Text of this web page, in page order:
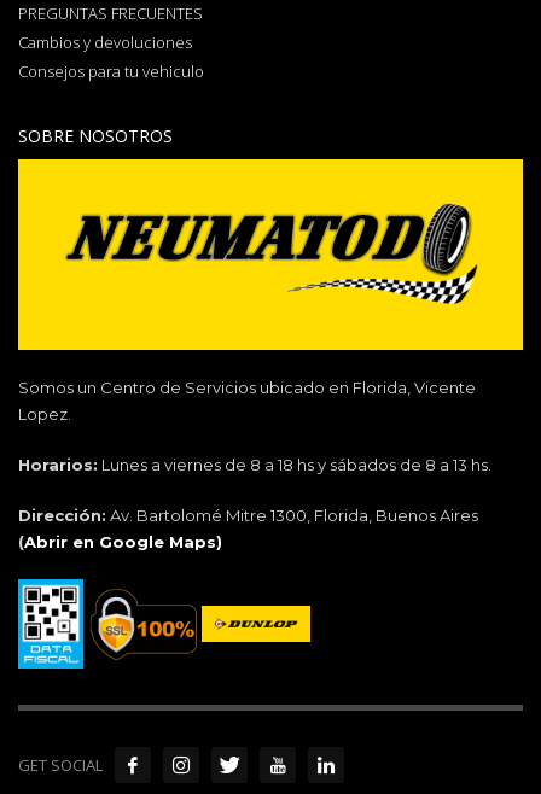
PREGUNTAS FRECUENTES
Cambios y devoluciones
Consejos para tu vehiculo
SOBRE NOSOTROS
Somos un Centro de Servicios ubicado en Florida, Vicente
Lopez.
Horarios: Lunes a viernes de 8 a 18 hs y sábados de 8 a 13 hs.
Dirección: Av. Bartolomé Mitre 1300, Florida, Buenos Aires
(Abrir en Google Maps)
GET SOCIAL